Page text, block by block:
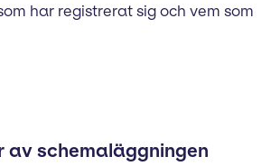
har registrerat sig och vem som
schemaläggningen